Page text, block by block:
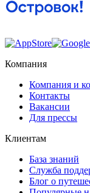
Компания
Компания и
Контакты
Вакансии
Для прессы
Клиентам
База знаний
Служба
Блог о